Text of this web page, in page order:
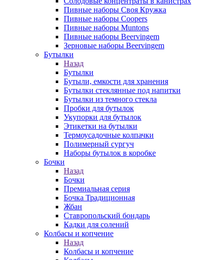
Пивные наборы Своя Кружка
Пивные наборы Coopers
Пивные наборы Muntons
Пивные наборы Beervingem
Зерновые наборы Beervingem
Бутылки
Назад
Бутылки
Бутыли, емкости для хранения
Бутылки стеклянные под напитки
Бутылки из темного стекла
Пробки для бутылок
Укупорки для бутылок
Этикетки на бутылки
Термоусадочные колпачки
Полимерный сургуч
Наборы бутылок в коробке
Бочки
Назад
Бочки
Премиальная серия
Бочка Традиционная
Жбан
Ставропольский бондарь
Кадки для солений
Колбасы и копчение
Назад
Колбасы и копчение